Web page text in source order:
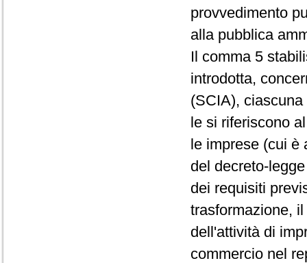
provvedimento
alla pubblica
Il comma 5
introdotta,
(SCIA),
le si riferiscono
le imprese (cui è
del decreto-
dei requisiti
trasformazione,
dell'attività di
commercio nel